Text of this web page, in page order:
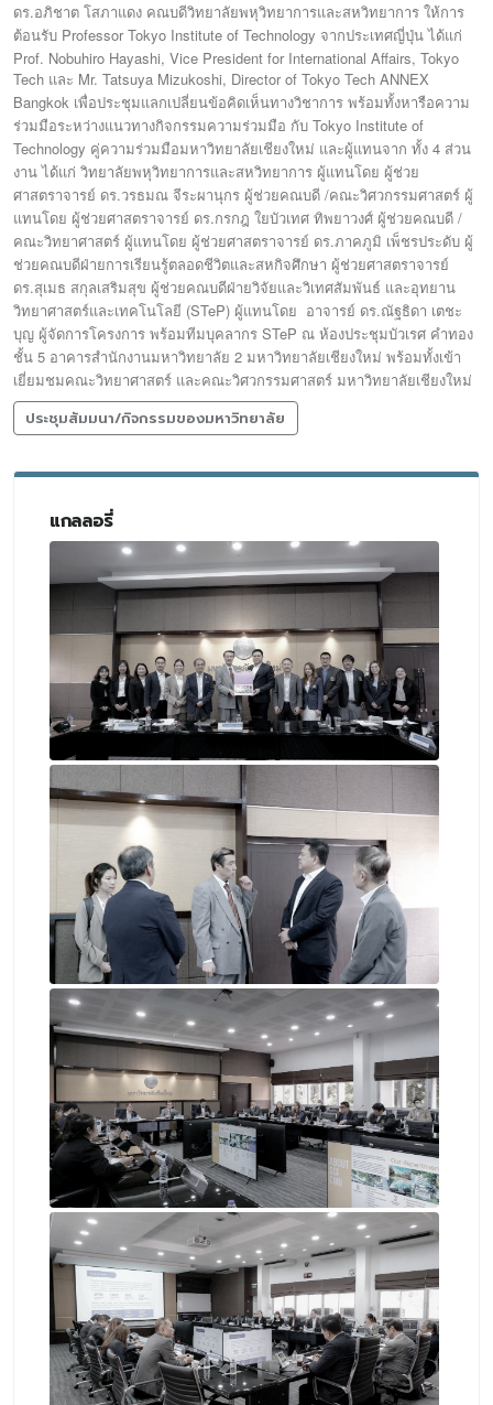
ดร.อภิชาต โสภาแดง คณบดีวิทยาลัยพหุวิทยาการและสหวิทยาการ ให้การ
ต้อนรับ Professor Tokyo Institute of Technology จากประเทศญี่ปุ่น ได้แก่
Prof. Nobuhiro Hayashi, Vice President for International Affairs, Tokyo
Tech และ Mr. Tatsuya Mizukoshi, Director of Tokyo Tech ANNEX
Bangkok เพื่อประชุมแลกเปลี่ยนข้อคิดเห็นทางวิชาการ พร้อมทั้งหารือความ
ร่วมมือระหว่างแนวทางกิจกรรมความร่วมมือ กับ Tokyo Institute of
Technology คู่ความร่วมมือมหาวิทยาลัยเชียงใหม่ และผู้แทนจาก ทั้ง 4 ส่วน
งาน ได้แก่ วิทยาลัยพหุวิทยาการและสหวิทยาการ ผู้แทนโดย ผู้ช่วย
ศาสตราจารย์ ดร.วรธมณ จีระผานุกร ผู้ช่วยคณบดี /คณะวิศวกรรมศาสตร์ ผู้
แทนโดย ผู้ช่วยศาสตราจารย์ ดร.กรกฎ ใยบัวเทศ ทิพยาวงศ์ ผู้ช่วยคณบดี /
คณะวิทยาศาสตร์ ผู้แทนโดย ผู้ช่วยศาสตราจารย์ ดร.ภาคภูมิ เพ็ชรประดับ ผู้
ช่วยคณบดีฝ่ายการเรียนรู้ตลอดชีวิตและสหกิจศึกษา ผู้ช่วยศาสตราจารย์
ดร.สุเมธ สกุลเสริมสุข ผู้ช่วยคณบดีฝ่ายวิจัยและวิเทศสัมพันธ์ และอุทยาน
วิทยาศาสตร์และเทคโนโลยี (STeP) ผู้แทนโดย อาจารย์ ดร.ณัฐธิดา เตชะ
บุญ ผู้จัดการโครงการ พร้อมทีมบุคลากร STeP ณ ห้องประชุมบัวเรศ คำทอง
ชั้น 5 อาคารสำนักงานมหาวิทยาลัย 2 มหาวิทยาลัยเชียงใหม่ พร้อมทั้งเข้า
เยี่ยมชมคณะวิทยาศาสตร์ และคณะวิศวกรรมศาสตร์ มหาวิทยาลัยเชียงใหม่
ประชุมสัมมนา/กิจกรรมของมหาวิทยาลัย
แกลลอรี่